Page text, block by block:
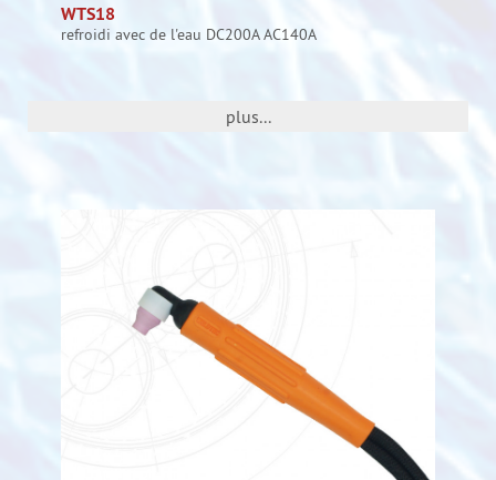
WTS18
refroidi avec de l'eau DC200A AC140A
plus...